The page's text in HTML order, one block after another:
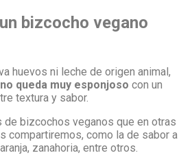
bizcocho vegano
huevos ni leche de origen animal,
queda muy esponjoso con un
textura y sabor.
de bizcochos veganos que en otras
compartiremos, como la de sabor a
zanahoria, entre otros.